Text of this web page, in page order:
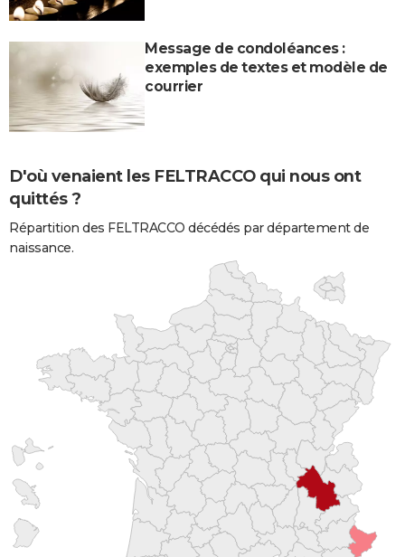
Message de condoléances :
exemples de textes et modèle de
courrier
D'où venaient les FELTRACCO qui nous ont
quittés ?
Répartition des FELTRACCO décédés par département de
naissance.